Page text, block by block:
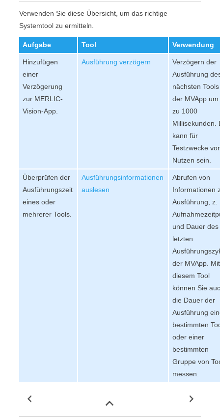
Verwenden Sie diese Übersicht, um das richtige
Systemtool zu ermitteln.
Aufgabe Tool Verwendung
Hinzufügen
einer
Verzögerung
zur MERLIC-
Vision-App
Ausführung verzögern
Verzögern der
Ausführung
nächsten
der MVApp
zu 1000
Millisekunden.
kann für
Testzwecke
Nutzen sein.
Überprüfen der
Ausführungszeit
eines oder
mehrerer Tools.
Ausführungsinformationen
auslesen
Abrufen von
Informationen
Ausführung, z.
und Dauer des
letzten
der MVApp . Mit
diesem Tool
können Sie
die Dauer der
Ausführung
bestimmten
oder einer
bestimmten
Gruppe von
messen.